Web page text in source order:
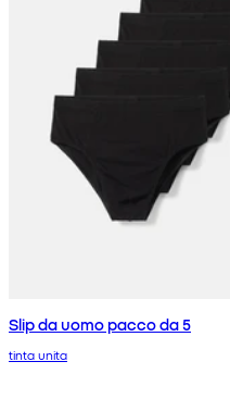
Slip da uomo pacco da 5
tinta unita